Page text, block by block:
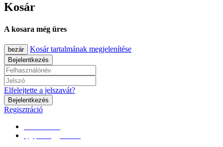
Kosár
A kosara még üres
bezár Kosár tartalmának megjelenítése
Bejelentkezés
Elfelejtette a jelszavát?
Bejelentkezés
Regisztráció